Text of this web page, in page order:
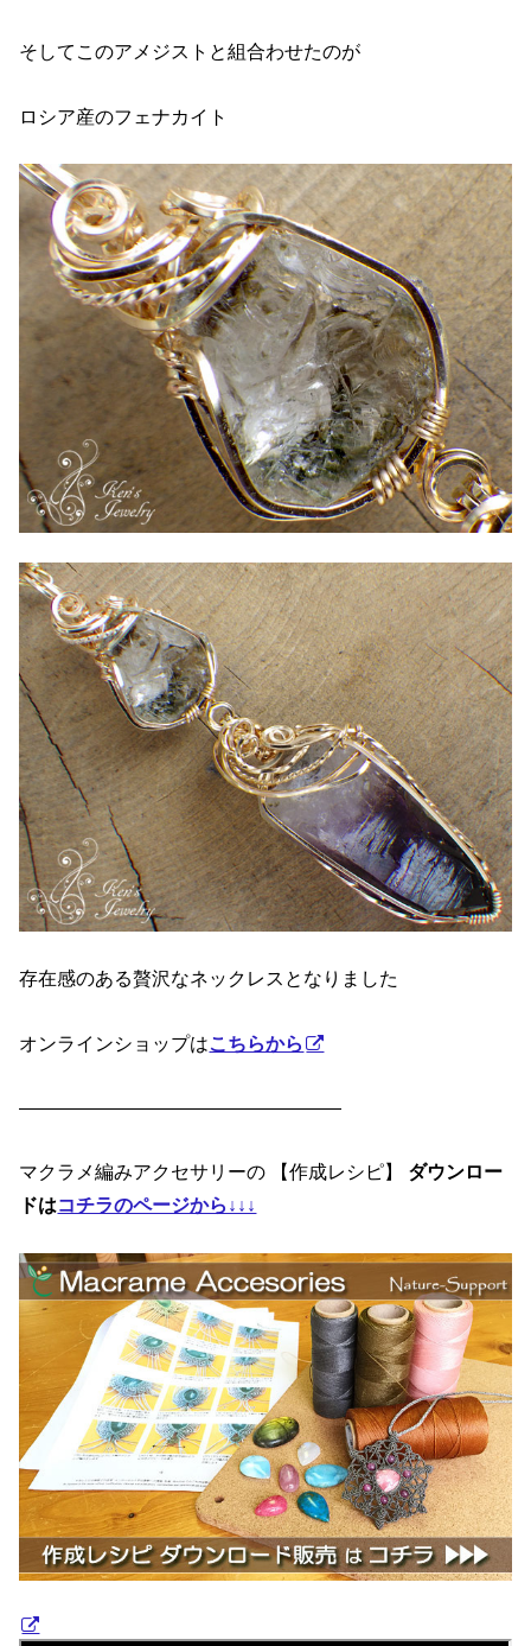
そしてこのアメジストと組合わせたのが
ロシア産のフェナカイト
存在感のある贅沢なネックレスとなりました
オンラインショップはこちらから
—————————————————
マクラメ編みアクセサリーの 【作成レシピ】 ダウンロー
ドはコチラのページから↓↓↓